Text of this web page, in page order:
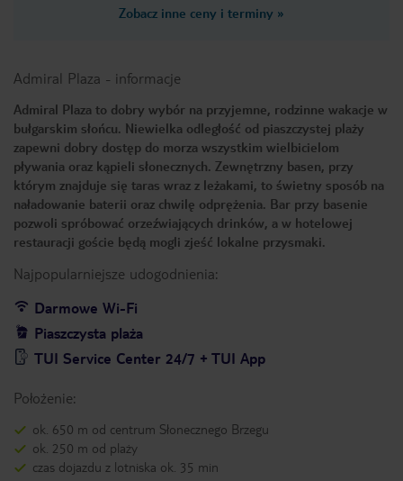
Zobacz inne ceny i terminy »
Admiral Plaza - informacje
Admiral Plaza to dobry wybór na przyjemne, rodzinne wakacje w
bułgarskim słońcu. Niewielka odległość od piaszczystej plaży
zapewni dobry dostęp do morza wszystkim wielbicielom
pływania oraz kąpieli słonecznych. Zewnętrzny basen, przy
którym znajduje się taras wraz z leżakami, to świetny sposób na
naładowanie baterii oraz chwilę odprężenia. Bar przy basenie
pozwoli spróbować orzeźwiających drinków, a w hotelowej
restauracji goście będą mogli zjeść lokalne przysmaki.
Najpopularniejsze udogodnienia:
Darmowe Wi-Fi
Piaszczysta plaża
TUI Service Center 24/7 + TUI App
Położenie:
ok. 650 m od centrum Słonecznego Brzegu
ok. 250 m od plaży
czas dojazdu z lotniska ok. 35 min